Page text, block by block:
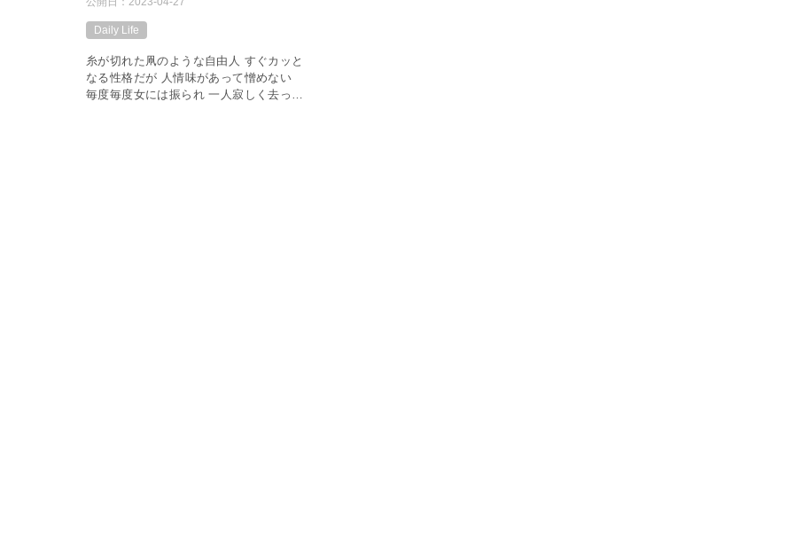
Daily Life
糸が切れた凧のような自由人 すぐカッと
なる性格だが 人情味があって憎めない
毎度毎度女には振られ 一人寂しく去って